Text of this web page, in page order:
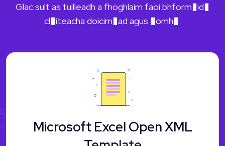
Glac sult as tuilleadh a fhoghlaim faoi bhform�id�
cl�iteacha doicim�ad agus �omh�.
Microsoft Excel Open XML